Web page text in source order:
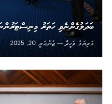
ބަދަލުގެންނެވި ހަތަރު
މަރިޔަމް ވަހީދާ
ޖެނުއަރީ 20, 2025